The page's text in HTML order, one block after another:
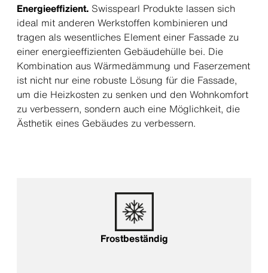
Energieeffizient. Swisspearl Produkte lassen sich
ideal mit anderen Werkstoffen kombinieren und
tragen als wesentliches Element einer Fassade zu
einer energieeffizienten Gebäudehülle bei. Die
Kombination aus Wärmedämmung und Faserzement
ist nicht nur eine robuste Lösung für die Fassade,
um die Heizkosten zu senken und den Wohnkomfort
zu verbessern, sondern auch eine Möglichkeit, die
Ästhetik eines Gebäudes zu verbessern.
Frostbeständig